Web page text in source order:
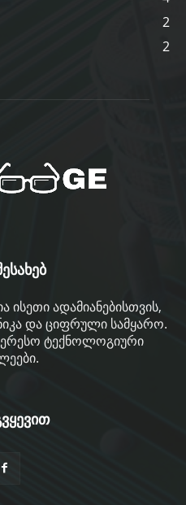
2
2
ისეთი ადამიანებისთვის,
და ციფრული სამყარო.
ტექნოლოგიური